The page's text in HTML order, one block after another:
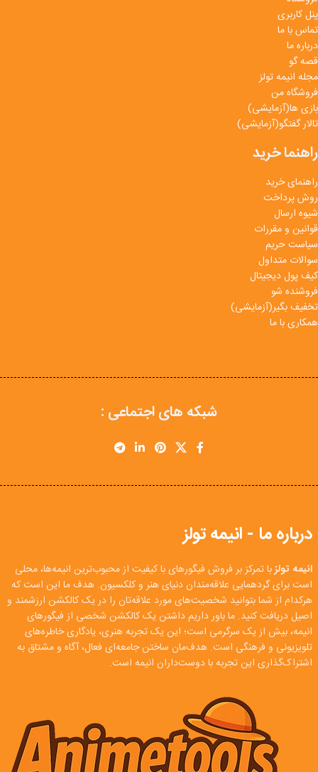
پنل کاربری
تماس با ما
درباره ما
قصه گو
مجله انیمه تولز
فروشگاه من
بازی ها(آزمایشی)
تالار گفتگو(آزمایشی)
راهنما خرید
راهنمای خرید
روش پرداخت
شیوه ارسال
قوانین و مقررات
سیاست حریم
سوالات متداول
کیف پول دیجیتال
فروشنده شو
تخفیف بگیر(آزمایشی)
همکاری با ما
شبکه های اجتماعی :
درباره ما - انیمه تولز
انیمه تولزبا تمرکز بر فروش فیگورهای با کیفیت از محبوب‌ترین انیمه‌ها، محلی
است برای گردهمایی علاقه‌مندان دنیای هنر و کلکسیون. هدف ما این است که
هرکدام از شما بتوانید شخصیت‌های مورد علاقه‌تان را در یک کالکشن ارزشمند و
اصیل دریافت کنید. ما باور داریم داشتن یک کالکشن شخصی از فیگورهای
انیمه، بیش از یک سرگرمی است؛ این یک تجربه هنری، یادگاری خاطره‌های
تلویزیونی و فرهنگی است. هدف‌مان ساختن جامعه‌ای فعال، آگاه و مشتاق به
اشتراک‌گذاری این تجربه با دوست‌داران انیمه است.